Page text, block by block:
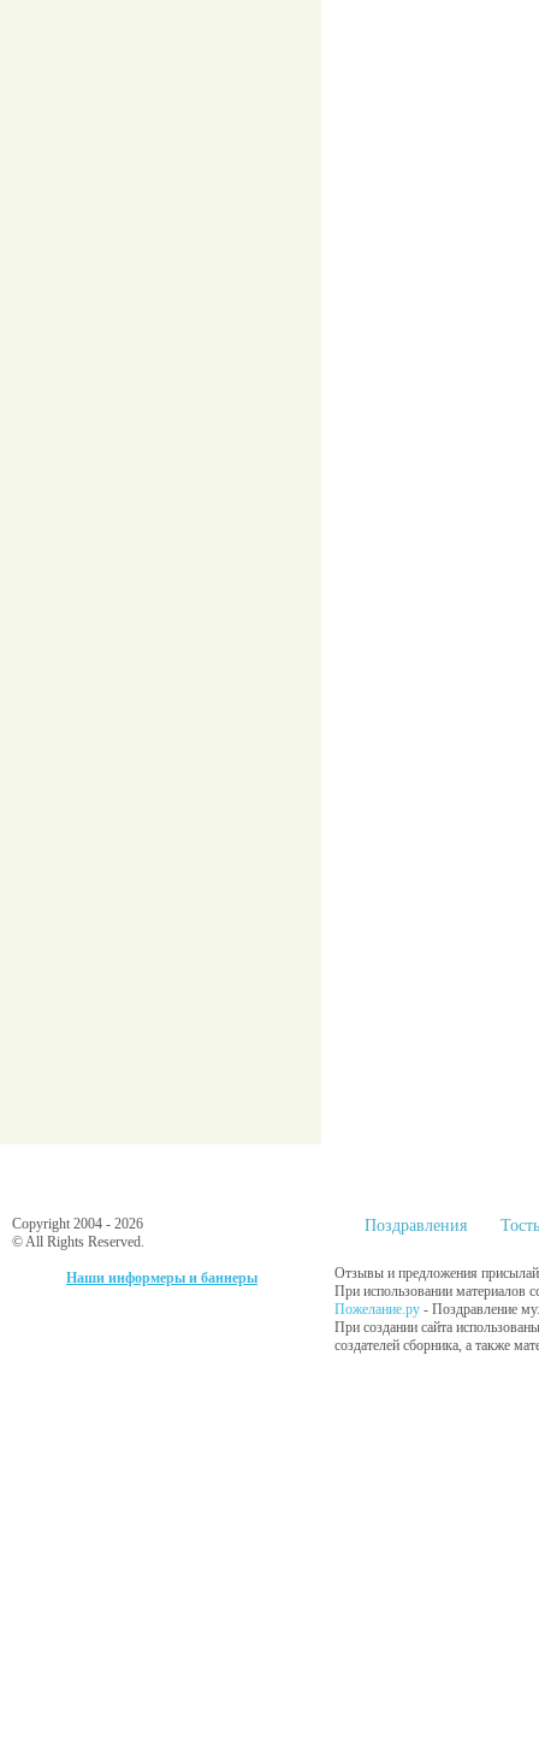
Copyright 2004 - 2026
© All Rights Reserved.
Наши информеры и баннеры
Поздравления
Отзывы и предложения
При использовании материалов
Пожелание.ру - Поздравление
При создании сайта
создателей сборника, а также